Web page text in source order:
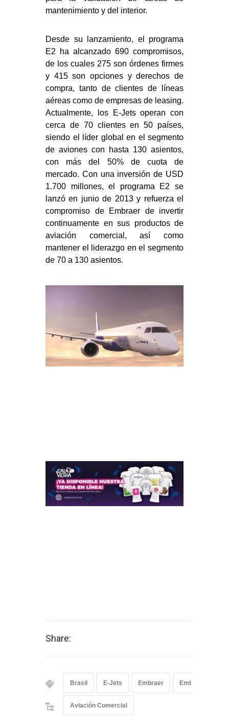
mantenimiento y del interior.
Desde su lanzamiento, el programa
E2 ha alcanzado 690 compromisos,
de los cuales 275 son órdenes firmes
y 415 son opciones y derechos de
compra, tanto de clientes de líneas
aéreas como de empresas de leasing.
Actualmente, los E-Jets operan con
cerca de 70 clientes en 50 países,
siendo el líder global en el segmento
de aviones con hasta 130 asientos,
con más del 50% de cuota de
mercado. Con una inversión de USD
1.700 millones, el programa E2 se
lanzó en junio de 2013 y refuerza el
compromiso de Embraer de invertir
continuamente en sus productos de
aviación comercial, así como
mantener el liderazgo en el segmento
de 70 a 130 asientos.
Share:
Brasil E-Jets Embraer Embraer E195-
Aviación Comercial